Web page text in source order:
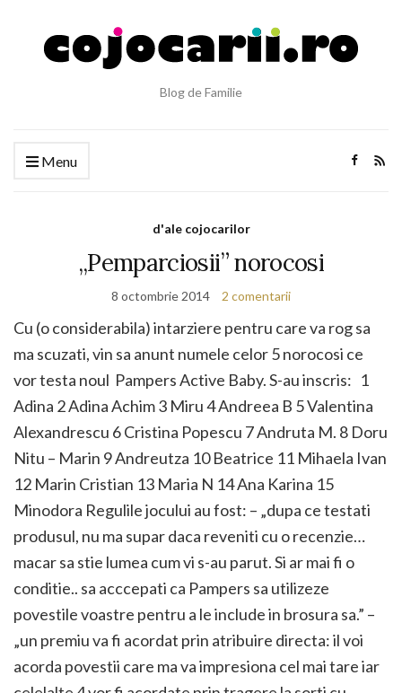
Blog de Familie
Menu
d'ale cojocarilor
„Pemparciosii” norocosi
8 octombrie 2014 2 comentarii
Cu (o considerabila) intarziere pentru care va rog sa
ma scuzati, vin sa anunt numele celor 5 norocosi ce
vor testa noul Pampers Active Baby. S-au inscris: 1
Adina 2 Adina Achim 3 Miru 4 Andreea B 5 Valentina
Alexandrescu 6 Cristina Popescu 7 Andruta M. 8 Doru
Nitu – Marin 9 Andreutza 10 Beatrice 11 Mihaela Ivan
12 Marin Cristian 13 Maria N 14 Ana Karina 15
Minodora Regulile jocului au fost: – „dupa ce testati
produsul, nu ma supar daca reveniti cu o recenzie…
macar sa stie lumea cum vi s-au parut. Si ar mai fi o
conditie.. sa acccepati ca Pampers sa utilizeze
povestile voastre pentru a le include in brosura sa.” –
„un premiu va fi acordat prin atribuire directa: il voi
acorda povestii care ma va impresiona cel mai tare iar